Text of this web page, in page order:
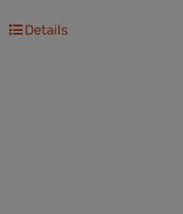
Details